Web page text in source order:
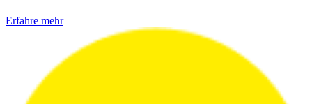
Erfahre mehr